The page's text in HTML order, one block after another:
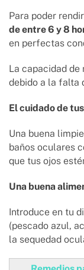
Para poder
de entre 6 y 8
en perfectas
La capacidad
debido a la falta
El cuidado de
Una buena
baños oculares
que tus ojos
Una buena
Introduce en tu
(pescado azul,
la sequedad